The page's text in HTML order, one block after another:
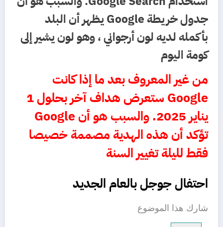
جدول خريطة Google يظهر أن البلد
بأكمله لديه لون أرجواني ، وهو لون يشير إلى
كومة اليوم
من غير المعروف بعد ما إذا كانت
Google ستعرض هداف آخر بحلول 1
يناير 2025. والسبب هو أن Google
تؤكد أن هذه الهدية مصممة خصيصا
فقط لليلة تغيير السنة
احتفال جوجل بالعام الجديد
شارك هذا الموضوع